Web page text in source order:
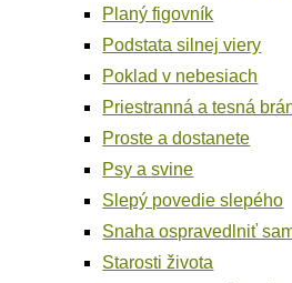
Pla­ný figovník
Pod­sta­ta sil­nej viery
Poklad v nebesiach
Prie­stran­ná a tes­ná
Pros­te a dostanete
Psy a svine
Sle­pý pove­die slepého
Sna­ha ospra­vedl­niť
Sta­ros­ti života